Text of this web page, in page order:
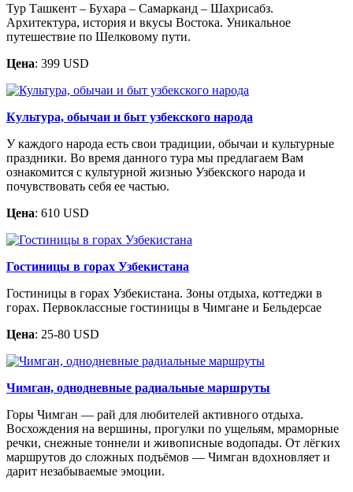
Тур Ташкент – Бухара – Самарканд – Шахрисабз.
Архитектура, история и вкусы Востока. Уникальное
путешествие по Шелковому пути.
Цена: 399 USD
Культура, обычаи и быт узбекского народа
У каждого народа есть свои традиции, обычаи и культурные
праздники. Во время данного тура мы предлагаем Вам
ознакомится с культурной жизнью Узбекского народа и
почувствовать себя ее частью.
Цена: 610 USD
Гостиницы в горах Узбекистана
Гостиницы в горах Узбекистана. Зоны отдыха, коттеджи в
горах. Первоклассные гостиницы в Чимгане и Бельдерсае
Цена: 25-80 USD
Чимган, однодневные радиальные маршруты
Горы Чимган — рай для любителей активного отдыха.
Восхождения на вершины, прогулки по ущельям, мраморные
речки, снежные тоннели и живописные водопады. От лёгких
маршрутов до сложных подъёмов — Чимган вдохновляет и
дарит незабываемые эмоции.